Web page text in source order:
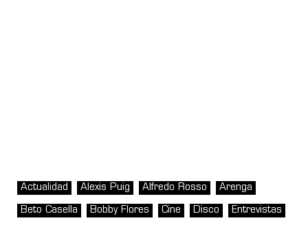
Actualidad Alexis Puig Alfredo Rosso Arenga
Beto Casella Bobby Flores Cine Disco Entrevistas